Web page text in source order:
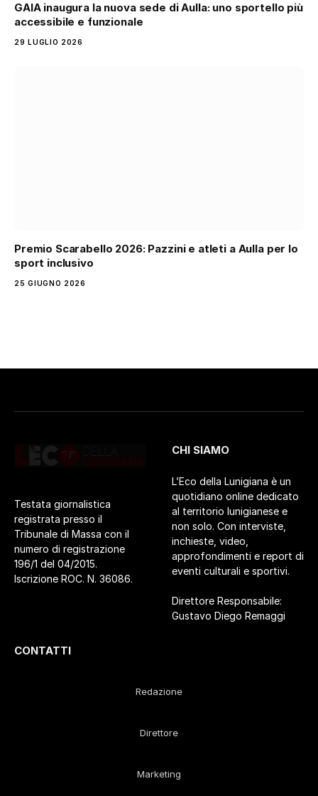
GAIA inaugura la nuova sede di Aulla: uno sportello più
accessibile e funzionale
29 LUGLIO 2026
Premio Scarabello 2026: Pazzini e atleti a Aulla per lo
sport inclusivo
25 GIUGNO 2026
Testata giornalistica
registrata presso il
Tribunale di Massa con il
numero di registrazione
196/1 del 04/2015.
Iscrizione ROC. N. 36086.
CHI SIAMO
L’Eco della Lunigiana è un
quotidiano online dedicato
al territorio lunigianese e
non solo. Con interviste,
inchieste, video,
approfondimenti e report di
eventi culturali e sportivi.
Direttore Responsabile:
Gustavo Diego Remaggi
CONTATTI
Redazione
Direttore
Marketing